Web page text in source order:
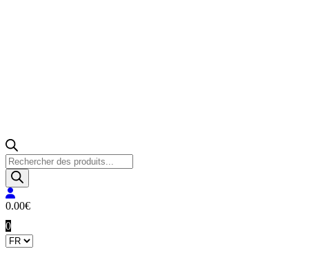
Recherche
de
produits
0.00€
0